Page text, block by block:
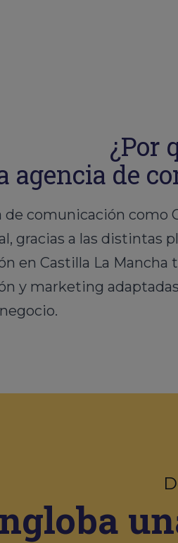
¿Por
agencia de
de comunicación como
gracias a las distintas
en Castilla La Mancha
y marketing